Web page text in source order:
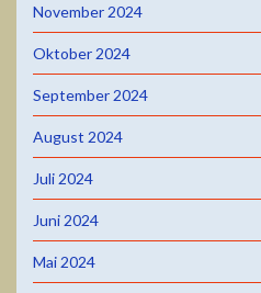
November 2024
Oktober 2024
September 2024
August 2024
Juli 2024
Juni 2024
Mai 2024